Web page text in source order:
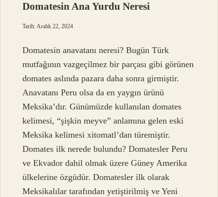
Domatesin Ana Yurdu Neresi
Tarih: Aralık 22, 2024
Domatesin anavatanı neresi? Bugün Türk
mutfağının vazgeçilmez bir parçası gibi görünen
domates aslında pazara daha sonra girmiştir.
Anavatanı Peru olsa da en yaygın ürünü
Meksika’dır. Günümüzde kullanılan domates
kelimesi, “şişkin meyve” anlamına gelen eski
Meksika kelimesi xitomatl’dan türemiştir.
Domates ilk nerede bulundu? Domatesler Peru
ve Ekvador dahil olmak üzere Güney Amerika
ülkelerine özgüdür. Domatesler ilk olarak
Meksikalılar tarafından yetiştirilmiş ve Yeni